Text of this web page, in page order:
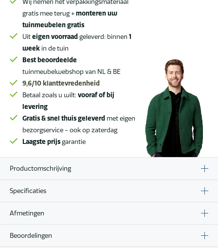
Prado
tafel
met
ovaal
blad
240
cm
aantal
gratis mee terug +monteren uw
tuinmeubelen gratis
Uiteigen voorraadgeleverd: binnen 1
week in de tuin
Best beoordeelde
tuinmeubelwebshop van NL & BE
9,6/10klanttevredenheid
Betaal zoals u wilt: vooraf of bij
levering
Gratis & snel thuis geleverd met eigen
bezorgservice - ook op zaterdag
Laagste prijsgarantie
Productomschrijving
Specificaties
Afmetingen
Beoordelingen